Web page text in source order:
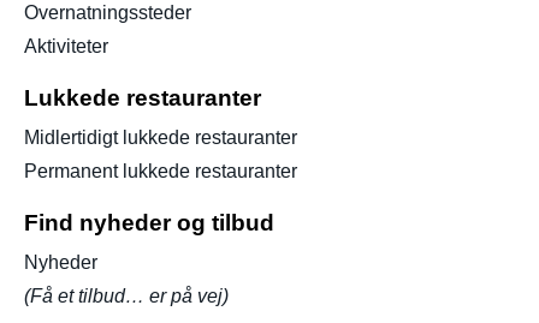
Overnatningssteder
Aktiviteter
Lukkede restauranter
Midlertidigt lukkede restauranter
Permanent lukkede restauranter
Find nyheder og tilbud
Nyheder
(Få et tilbud… er på vej)